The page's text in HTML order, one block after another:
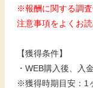
※報酬に関する調査
注意事項をよくお
【獲得条件】
・WEB購入後、入
※獲得時期目安：1